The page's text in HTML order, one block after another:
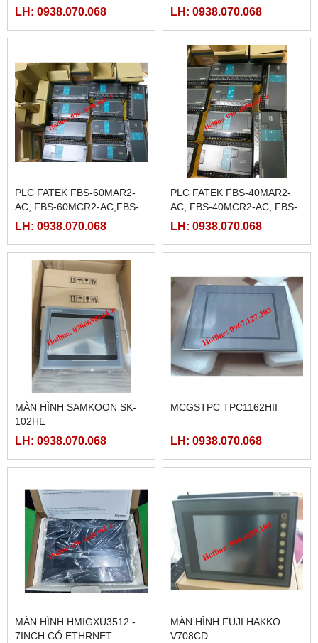
LH: 0938.070.068
CB2, FBS-CB5
LH: 0938.070.068
PLC FATEK FBS-60MAR2-
AC, FBS-60MCR2-AC,FBS-
60MAT2-AC, FBS-60MCT2-
LH: 0938.070.068
PLC FATEK FBS-40MAR2-
AC, FBS-40MCR2-AC, FBS-
40MCRT-AC, FBS-40MART-
LH: 0938.070.068
MÀN HÌNH SAMKOON SK-
102HE
LH: 0938.070.068
MCGSTPC TPC1162HII
LH: 0938.070.068
MÀN HÌNH HMIGXU3512 -
7INCH CÓ ETHRNET
MÀN HÌNH FUJI HAKKO
V708CD